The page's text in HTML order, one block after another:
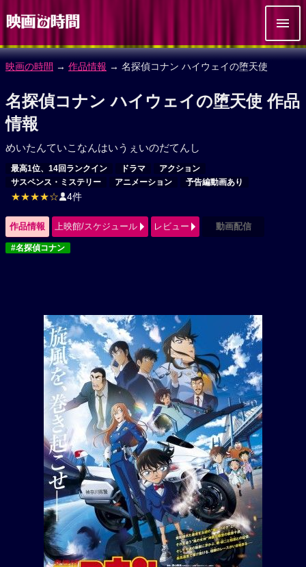
映画の時間 → 作品情報 → 名探偵コナン ハイウェイの堕天使
名探偵コナン ハイウェイの堕天使 作品
情報
めいたんていこなんはいうぇいのだてんし
最高1位、14回ランクイン ドラマ
アクション
サスペンス・ミステリー
アニメーション 予告編動画あり
★★★★☆ 4件
作品情報 上映館/スケジュール レビュー 動画配信
#名探偵コナン